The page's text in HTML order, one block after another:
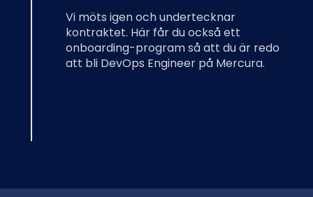
Vi möts igen och undertecknar
kontraktet. Här får du också ett
onboarding-program så att du är redo
att bli DevOps Engineer på Mercura.